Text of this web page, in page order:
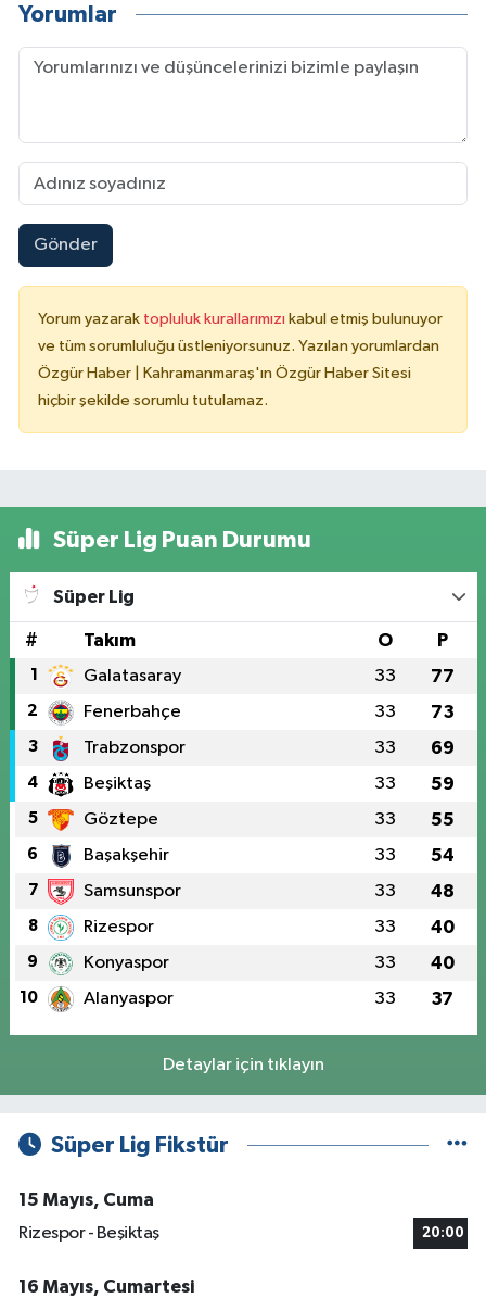
Yorumlar
Gönder
Yorum yazarak topluluk kurallarımızı kabul etmiş bulunuyor
ve tüm sorumluluğu üstleniyorsunuz. Yazılan yorumlardan
Özgür Haber | Kahramanmaraş'ın Özgür Haber Sitesi
hiçbir şekilde sorumlu tutulamaz.
Süper Lig Puan Durumu
Süper Lig
# Takım O P
1 Galatasaray 33 77
2 Fenerbahçe 33 73
3 Trabzonspor 33 69
4 Beşiktaş 33 59
5 Göztepe 33 55
6 Başakşehir 33 54
7 Samsunspor 33 48
8 Rizespor 33 40
9 Konyaspor 33 40
10 Alanyaspor 33 37
Detaylar için tıklayın
Süper Lig Fikstür
15 Mayıs, Cuma
Rizespor - Beşiktaş
20:00
16 Mayıs, Cumartesi